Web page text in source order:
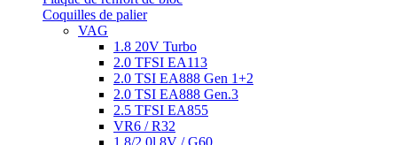
Coquilles de palier
VAG
1.8 20V Turbo
2.0 TFSI EA113
2.0 TSI EA888 Gen 1+2
2.0 TSI EA888 Gen.3
2.5 TFSI EA855
VR6 / R32
1.8/2.0l 8V / G60